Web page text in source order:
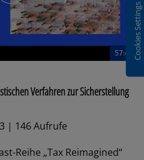
57:47
Verfahren zur Sicherstellung
| 146 Aufrufe
Reihe „Tax Reimagined“
Cookies Settings